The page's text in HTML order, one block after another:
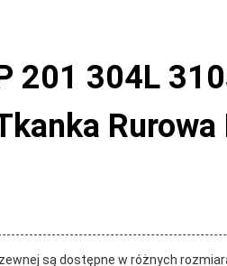
201 304L
są dostępne w różnych